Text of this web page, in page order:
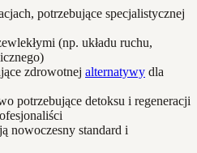
potrzebujące specjalistycznej
(np. układu ruchu,
zdrowotnej alternatywy dla
potrzebujące detoksu i regeneracji
nowoczesny standard i